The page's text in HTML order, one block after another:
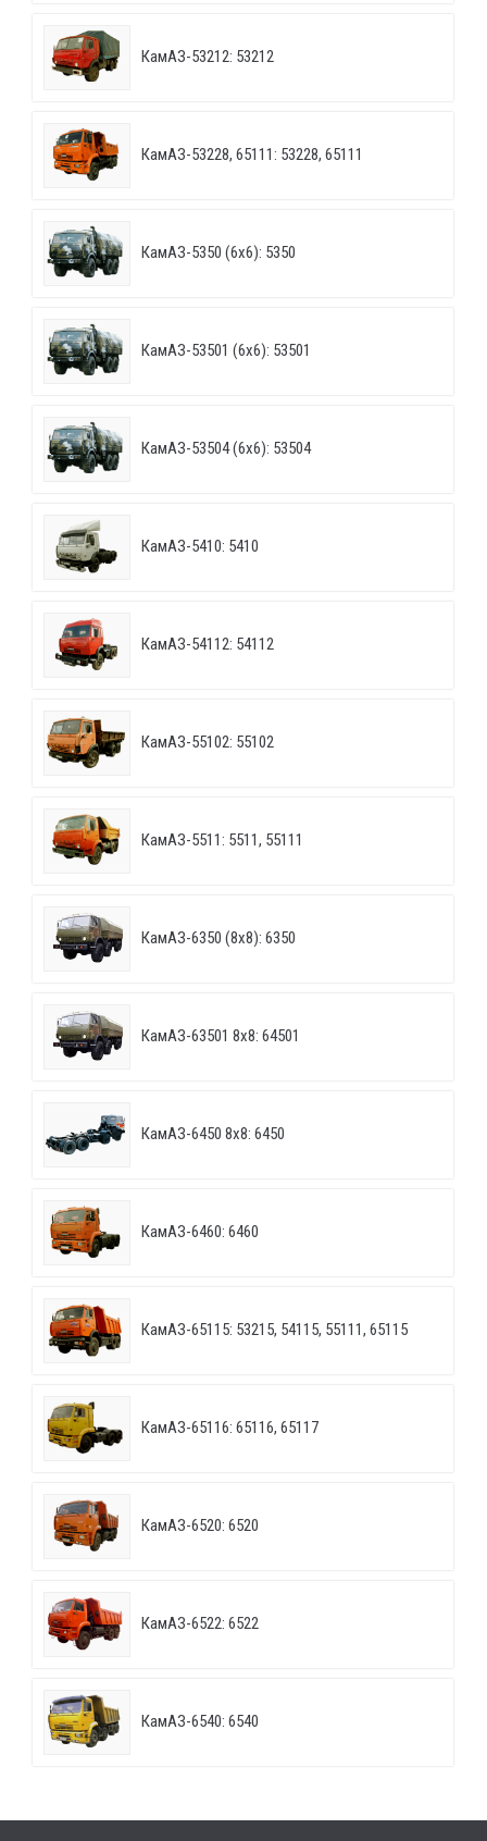
КамАЗ-53212: 53212
КамАЗ-53228, 65111: 53228, 65111
КамАЗ-5350 (6х6): 5350
КамАЗ-53501 (6х6): 53501
КамАЗ-53504 (6х6): 53504
КамАЗ-5410: 5410
КамАЗ-54112: 54112
КамАЗ-55102: 55102
КамАЗ-5511: 5511, 55111
КамАЗ-6350 (8х8): 6350
КамАЗ-63501 8х8: 64501
КамАЗ-6450 8х8: 6450
КамАЗ-6460: 6460
КамАЗ-65115: 53215, 54115, 55111, 65115
КамАЗ-65116: 65116, 65117
КамАЗ-6520: 6520
КамАЗ-6522: 6522
КамАЗ-6540: 6540